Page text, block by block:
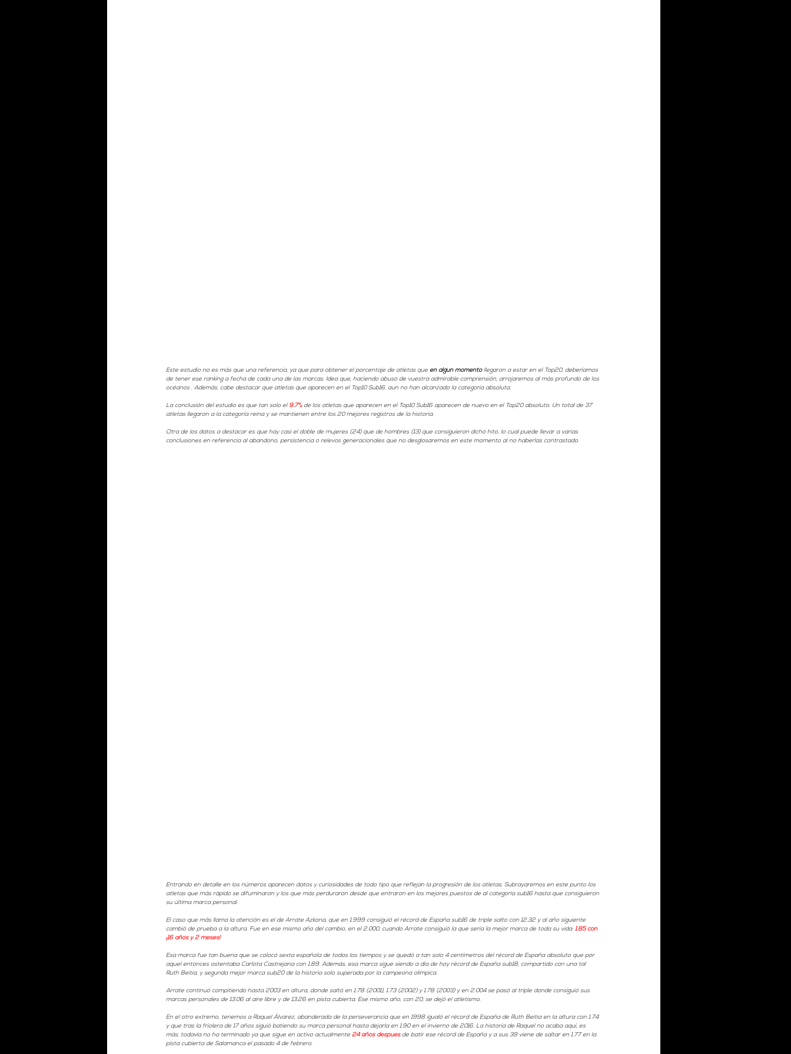
Este estudio no es más que una referencia, ya que para obtener el porcentaje de atletas que en algún momento llegaron a estar en el Top20, deberíamos
de tener ese ranking a fecha de cada una de las marcas. Idea que, haciendo abuso de vuestra admirable comprensión, arrojaremos al más profundo de los
océanos . Además, cabe destacar que atletas que aparecen en el Top10 Sub16, aun no han alcanzado la categoría absoluta.
La conclusión del estudio es que tan solo el 9.7% de los atletas que aparecen en el Top10 Sub16 aparecen de nuevo en el Top20 absoluto. Un total de 37
atletas llegaron a la categoría reina y se mantienen entre los 20 mejores registros de la historia.
Otra de los datos a destacar es que hay casi el doble de mujeres (24) que de hombres (13) que consiguieron dicho hito, lo cual puede llevar a varias
conclusiones en referencia al abandono, persistencia o relevos generacionales que no desglosaremos en este momento al no haberlas contrastado.
Entrando en detalle en los números aparecen datos y curiosidades de todo tipo que reflejan la progresión de los atletas. Subrayaremos en este punto los
atletas que más rápido se difuminaron y los que más perduraron desde que entraron en los mejores puestos de al categoría sub16 hasta que consiguieron
su última marca personal.
El caso que más llama la atención es el de Arrate Azkona, que en 1.999 consiguió el récord de España sub16 de triple salto con 12.32 y al año siguiente
cambió de prueba a la altura. Fue en ese mismo año del cambio, en el 2.000, cuando Arrate consiguió la que sería la mejor marca de toda su vida: 1.85 con
¡16 años y 2 meses!
Esa marca fue tan buena que se colocó sexta española de todos los tiempos y se quedó a tan solo 4 centímetros del récord de España absoluto que por
aquel entonces ostentaba Carlota Castrejana con 1.89. Además, esa marca sigue siendo a día de hoy récord de España sub18, compartido con una tal
Ruth Beitia, y segunda mejor marca sub20 de la historia solo superada por la campeona olímpica.
Arrate continuó compitiendo hasta 2003 en altura, donde saltó en 1.78 (2001), 1.73 (2002) y 1.78 (2003) y en 2.004 se pasó al triple donde consiguió sus
marcas personales de 13.06 al aire libre y de 13.26 en pista cubierta. Ese mismo año, con 20, se dejó el atletismo.
En el otro extremo, tenemos a Raquel Álvarez, abanderada de la perseverancia que en 1998 igualó el récord de España de Ruth Beitia en la altura con 1.74
y que tras la friolera de 17 años siguió batiendo su marca personal hasta dejarla en 1.90 en el invierno de 2016. La historia de Raquel no acaba aquí, es
más, todavía no ha terminado ya que sigue en activo actualmente 24 años después de batir ese récord de España y a sus 39 viene de saltar en 1.77 en la
pista cubierta de Salamanca el pasado 4 de febrero.